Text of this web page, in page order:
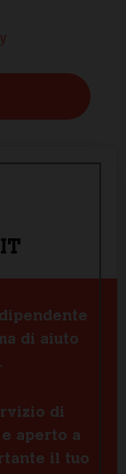
di aiuto
di
aperto a
il tuo